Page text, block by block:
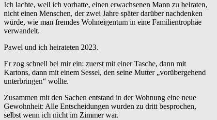
Ich lachte, weil ich vorhatte, einen erwachsenen Mann zu heiraten,
nicht einen Menschen, der zwei Jahre später darüber nachdenken
würde, wie man fremdes Wohneigentum in eine Familientrophäe
verwandelt.
Pawel und ich heirateten 2023.
Er zog schnell bei mir ein: zuerst mit einer Tasche, dann mit
Kartons, dann mit einem Sessel, den seine Mutter „vorübergehend
unterbringen“ wollte.
Zusammen mit den Sachen entstand in der Wohnung eine neue
Gewohnheit: Alle Entscheidungen wurden zu dritt besprochen,
selbst wenn ich nicht im Zimmer war.